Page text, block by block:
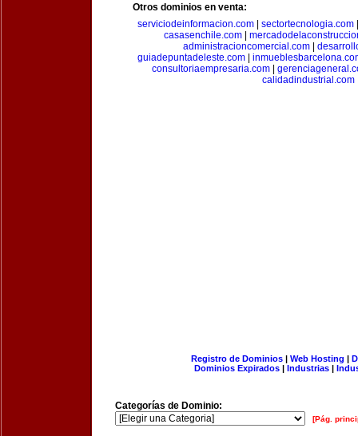
Otros dominios en venta:
serviciodeinformacion.com
sectortecnologia.com
casasenchile.com|
administracioncomercial.com|
guiadepuntadeleste.com|
consultoriaempresaria.com
calidadindustrial.com
Registro de Dominios| Web Hosting |
Dominios Expirados | Industrias |
Categorías de Dominio:
[Pág.